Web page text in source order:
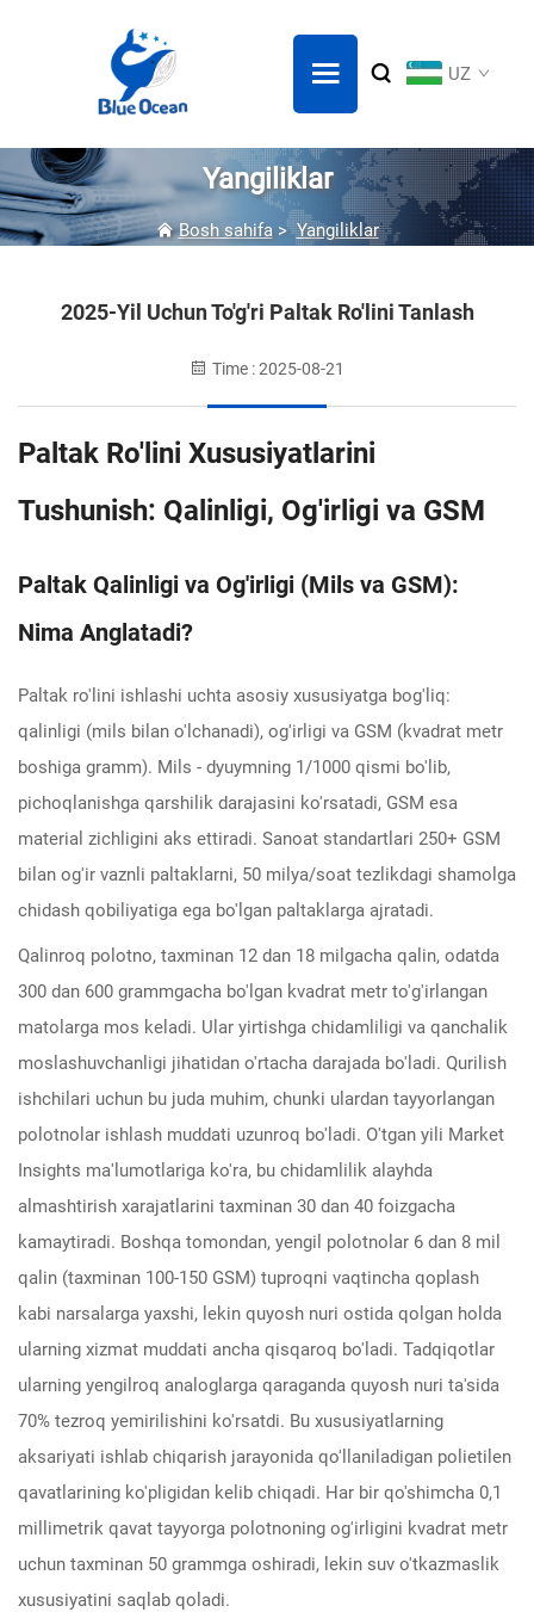
UZ
Yangiliklar
Bosh sahifa>Yangiliklar
2025-Yil Uchun To'g'ri Paltak Ro'lini Tanlash
Time : 2025-08-21
Paltak Ro'lini Xususiyatlarini
Tushunish: Qalinligi, Og'irligi va GSM
Paltak Qalinligi va Og'irligi (Mils va GSM):
Nima Anglatadi?
Paltak ro'lini ishlashi uchta asosiy xususiyatga bog'liq:
qalinligi (mils bilan o'lchanadi), og'irligi va GSM (kvadrat metr
boshiga gramm). Mils - dyuymning 1/1000 qismi bo'lib,
pichoqlanishga qarshilik darajasini ko'rsatadi, GSM esa
material zichligini aks ettiradi. Sanoat standartlari 250+ GSM
bilan og'ir vaznli paltaklarni, 50 milya/soat tezlikdagi shamolga
chidash qobiliyatiga ega bo'lgan paltaklarga ajratadi.
Qalinroq polotno, taxminan 12 dan 18 milgacha qalin, odatda
300 dan 600 grammgacha bo'lgan kvadrat metr to'g'irlangan
matolarga mos keladi. Ular yirtishga chidamliligi va qanchalik
moslashuvchanligi jihatidan o'rtacha darajada bo'ladi. Qurilish
ishchilari uchun bu juda muhim, chunki ulardan tayyorlangan
polotnolar ishlash muddati uzunroq bo'ladi. O'tgan yili Market
Insights ma'lumotlariga ko'ra, bu chidamlilik alayhda
almashtirish xarajatlarini taxminan 30 dan 40 foizgacha
kamaytiradi. Boshqa tomondan, yengil polotnolar 6 dan 8 mil
qalin (taxminan 100-150 GSM) tuproqni vaqtincha qoplash
kabi narsalarga yaxshi, lekin quyosh nuri ostida qolgan holda
ularning xizmat muddati ancha qisqaroq bo'ladi. Tadqiqotlar
ularning yengilroq analoglarga qaraganda quyosh nuri ta'sida
70% tezroq yemirilishini ko'rsatdi. Bu xususiyatlarning
aksariyati ishlab chiqarish jarayonida qo'llaniladigan polietilen
qavatlarining ko'pligidan kelib chiqadi. Har bir qo'shimcha 0,1
millimetrik qavat tayyorga polotnoning og'irligini kvadrat metr
uchun taxminan 50 grammga oshiradi, lekin suv o'tkazmaslik
xususiyatini saqlab qoladi.